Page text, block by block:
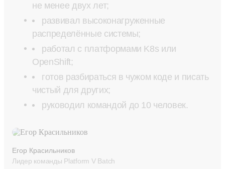
Егор Красильников
Лидер команды Platform V Batch
не менее двух лет;
развивал высоконагруженные
распределённые системы;
работал с платформами K8s или
OpenShift;
готов разбираться в чужом коде и писать
чистый для других;
руководил командой до 10 человек.